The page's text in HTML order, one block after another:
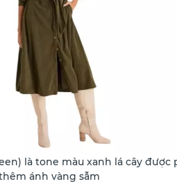
là tone màu xanh lá cây được
ánh vàng sẫm